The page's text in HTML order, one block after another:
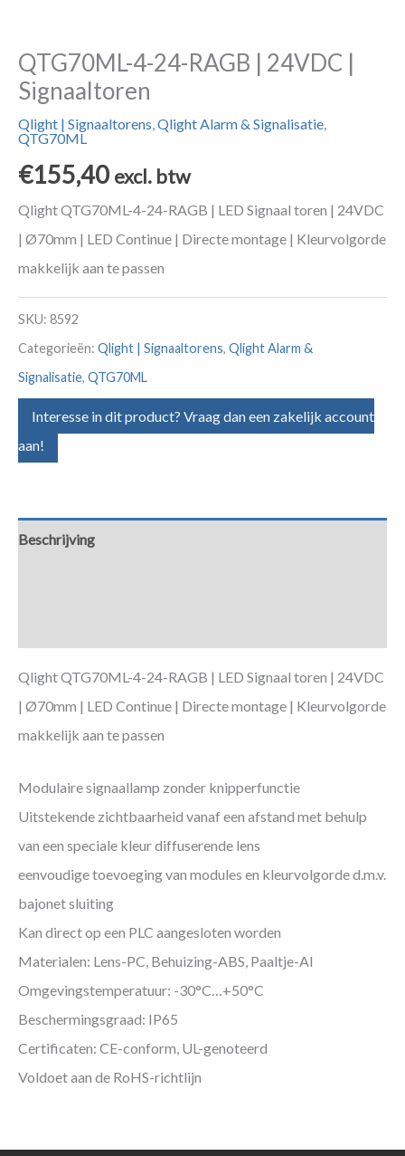
QTG70ML-4-24-RAGB | 24VDC |
Signaaltoren
Qlight | Signaaltorens,Qlight Alarm & Signalisatie,
QTG70ML
€155,40 excl. btw
Qlight QTG70ML-4-24-RAGB | LED Signaal toren | 24VDC
| Ø70mm | LED Continue | Directe montage | Kleurvolgorde
makkelijk aan te passen
SKU: 8592
Categorieën: Qlight | Signaaltorens, Qlight Alarm &
Signalisatie, QTG70ML
Interesse in dit product? Vraag dan een zakelijk account
aan!
Beschrijving
Qlight QTG70ML-4-24-RAGB | LED Signaal toren | 24VDC
| Ø70mm | LED Continue | Directe montage | Kleurvolgorde
makkelijk aan te passen
Modulaire signaallamp zonder knipperfunctie
Uitstekende zichtbaarheid vanaf een afstand met behulp
van een speciale kleur diffuserende lens
eenvoudige toevoeging van modules en kleurvolgorde d.m.v.
bajonet sluiting
Kan direct op een PLC aangesloten worden
Materialen: Lens-PC, Behuizing-ABS, Paaltje-Al
Omgevingstemperatuur: -30°C…+50°C
Beschermingsgraad: IP65
Certificaten: CE-conform, UL-genoteerd
Voldoet aan de RoHS-richtlijn